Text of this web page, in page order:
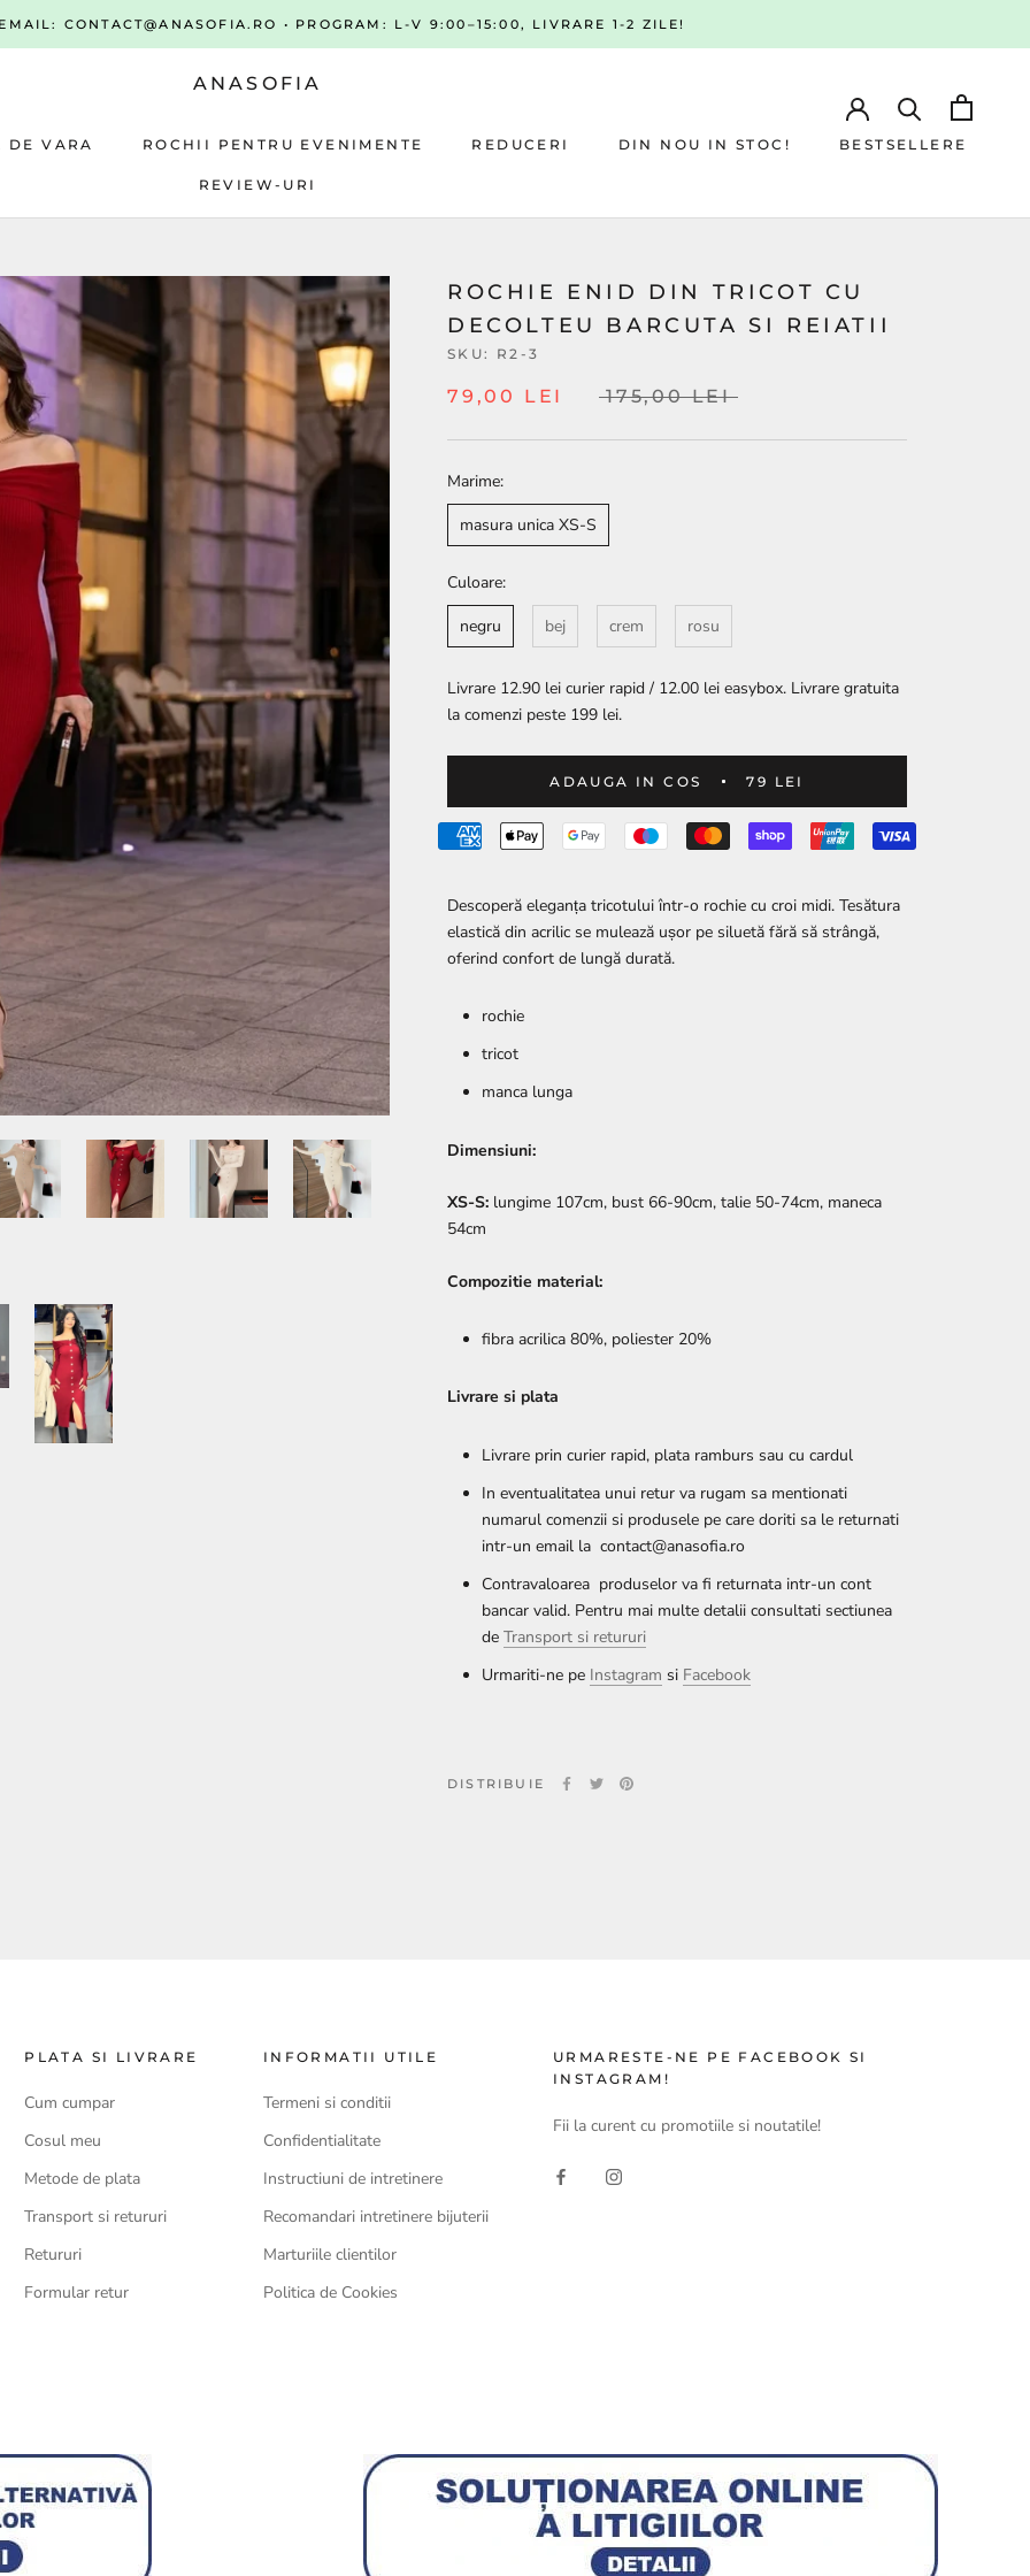
CONTACT@ANASOFIA.RO • PROGRAM: L-V 9:00–15:00, LIVRARE 1-2 ZILE!
DE VARA ROCHII PENTRU EVENIMENTE REDUCERI DIN NOU IN STOC! BESTSELLERE
REVIEW-URI
ANASOFIA
ROCHIE ENID DIN TRICOT CU
DECOLTEU BARCUTA SI REIATII
SKU: R2-3
79,00 LEI 175,00 LEI
Marime:
masura unica XS-S
Culoare:
negru
bej crem rosu
Livrare 12.90 lei curier rapid / 12.00 lei easybox. Livrare gratuita
la comenzi peste 199 lei.
ADAUGA IN COS 79 LEI
Descoperă eleganța tricotului într-o rochie cu croi midi. Tesătura
elastică din acrilic se mulează ușor pe siluetă fără să strângă,
oferind confort de lungă durată.
rochie
tricot
manca lunga
Dimensiuni:
XS-S: lungime 107cm, bust 66-90cm, talie 50-74cm, maneca
54cm
Compozitie material:
fibra acrilica 80%, poliester 20%
Livrare si plata
Livrare prin curier rapid, plata ramburs sau cu cardul
In eventualitatea unui retur va rugam sa mentionati
numarul comenzii si produsele pe care doriti sa le returnati
intr-un email la contact@anasofia.ro
Contravaloarea produselor va fi returnata intr-un cont
bancar valid. Pentru mai multe detalii consultati sectiunea
de Transport si retururi
Urmariti-ne pe Instagram si Facebook
DISTRIBUIE
PLATA SI LIVRARE
Cum cumpar
Cosul meu
Metode de plata
Transport si retururi
Retururi
Formular retur
INFORMATII UTILE
Termeni si conditii
Confidentialitate
Instructiuni de intretinere
Recomandari intretinere bijuterii
Marturiile clientilor
Politica de Cookies
URMARESTE-NE PE FACEBOOK SI
INSTAGRAM!
Fii la curent cu promotiile si noutatile!